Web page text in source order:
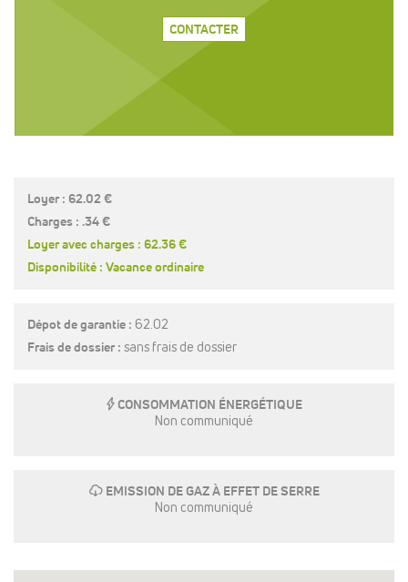
CONTACTER
Loyer : 62.02 €
Charges : .34 €
Loyer avec charges : 62.36 €
Disponibilité : Vacance ordinaire
Dépot de garantie : 62.02
Frais de dossier : sans frais de dossier
E CONSOMMATION ÉNERGÉTIQUE
Non communiqué
g EMISSION DE GAZ À EFFET DE SERRE
Non communiqué